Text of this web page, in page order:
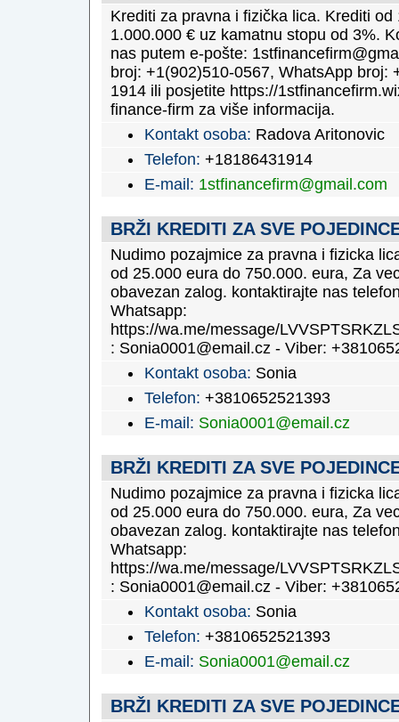
Krediti za pravna i fizička lica. Krediti od
1.000.000 € uz kamatnu stopu od 3%.
nas putem e-pošte:
broj: +1(902)510-0567, WhatsApp broj:
1914 ili posjetite https://
finance-firm za više informacija.
Kontakt osoba: Radova Aritonovic
Telefon: +18186431914
E-mail: 1stfinancefirm@gmail.com
BRŽI KREDITI ZA SVE
Nudimo pozajmice za pravna i fizicka
od 25.000 eura do 750.000. eura, Za
obavezan zalog. kontaktirajte nas
Whatsapp:
https://wa.me/message/
: Sonia0001@email.cz - Viber:
Kontakt osoba: Sonia
Telefon: +3810652521393
E-mail: Sonia0001@email.cz
BRŽI KREDITI ZA SVE
Nudimo pozajmice za pravna i fizicka
od 25.000 eura do 750.000. eura, Za
obavezan zalog. kontaktirajte nas
Whatsapp:
https://wa.me/message/
: Sonia0001@email.cz - Viber:
Kontakt osoba: Sonia
Telefon: +3810652521393
E-mail: Sonia0001@email.cz
BRŽI KREDITI ZA SVE